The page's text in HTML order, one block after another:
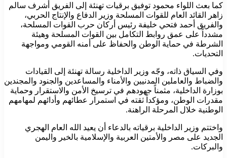
كما بعث اللواء محمود توفيق برقيات تهنئة إلى الفريق أشرف سالم
زاهر القائد العام للقوات المسلحة وزير الدفاع والإنتاج الحربي،
والفريق أحمد فتحي خليفة رئيس أركان حرب القوات المسلحة،
مشدداً على عمق روابط التكامل بين القوات المسلحة وهيئة
الشرطة في حماية الوطن والحفاظ على أمنه القومي ومواجهة
التحديات.
وفي السياق ذاته، وجّه وزير الداخلية رسالة تهنئة إلى القيادات
والضباط والعاملين المدنيين والأمناء والمساعدين والجنود والمجندين
بوزارة الداخلية، مثمناً جهودهم في ترسيخ الأمن والاستقرار وحماية
مقدرات الوطن، ومؤكداً ثقته في استمرار عطائهم وأدائهم لمهامهم
الوطنية خلال المرحلة الراهنة.
واختتم وزير الداخلية برقياته بالدعاء أن يعيد الله العام الهجري
الجديد على مصر والأمتين العربية والإسلامية بالخير واليمن
والبركات.